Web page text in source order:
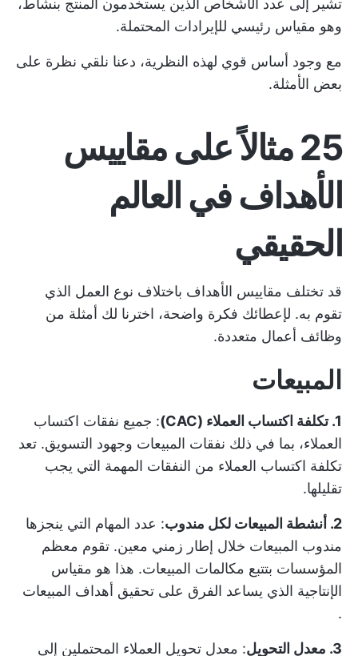
تشير إلى عدد الأشخاص الذين يستخدمون المنتج بنشاط،
وهو مقياس رئيسي للإيرادات المحتملة.
مع وجود أساس قوي لهذه النظرية، دعنا نلقي نظرة على
بعض الأمثلة.
25 مثالاً على مقاييس
الأهداف في العالم
الحقيقي
قد تختلف مقاييس الأهداف باختلاف نوع العمل الذي
تقوم به. لإعطائك فكرة واضحة، اخترنا لك أمثلة من
وظائف أعمال متعددة.
المبيعات
1. تكلفة اكتساب العملاء (CAC)
: جميع نفقات اكتساب
العملاء، بما في ذلك نفقات المبيعات وجهود التسويق. تعد
تكلفة اكتساب العملاء من النفقات المهمة التي يجب
تقليلها.
2. أنشطة المبيعات لكل مندوب
: عدد المهام التي ينجزها
مندوب المبيعات خلال إطار زمني معين. تقوم معظم
المؤسسات بتتبع مكالمات المبيعات. هذا هو مقياس
الإنتاجية الذي يساعد الفرق على تحقيق أهداف المبيعات
.
3. معدل التحويل
: معدل تحويل العملاء المحتملين إلى